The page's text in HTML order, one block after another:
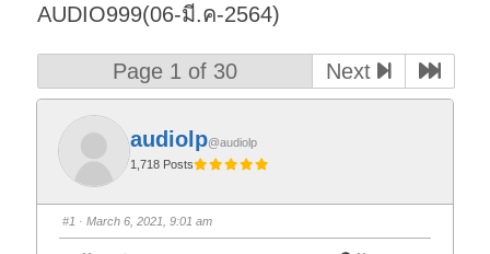
AUDIO999(06-มี.ค-2564)
Page 1 of 30 Next
audiolp@audiolp
1,718 Posts
#1 · March 6, 2021, 9:01 am